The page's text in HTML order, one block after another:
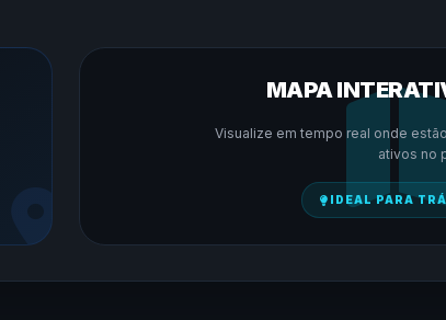
MAPA
Visualize em tempo real onde
ativos no
IDEAL PARA